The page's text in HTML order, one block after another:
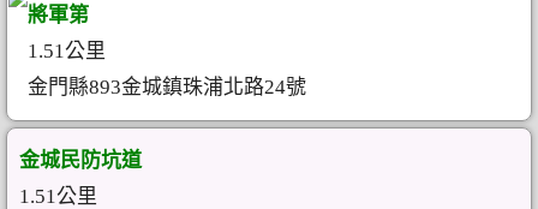
將軍第
1.51公里
金門縣893金城鎮珠浦北路24號
金城民防坑道
1.51公里